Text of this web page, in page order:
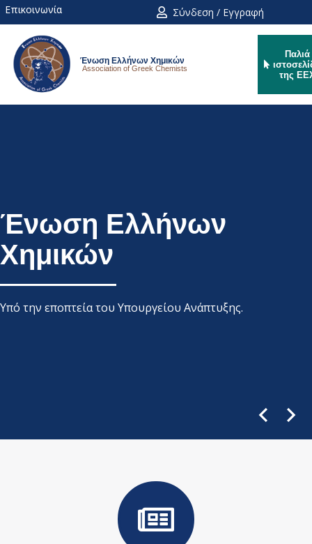
Επικοινωνία Σύνδεση / Εγγραφή
Ένωση Ελλήνων Χημικών
Association of Greek Chemists
Παλιά
της
Ένωση Ελλήνων
Χημικών
Υπό την εποπτεία του Υπουργείου Ανάπτυξης.